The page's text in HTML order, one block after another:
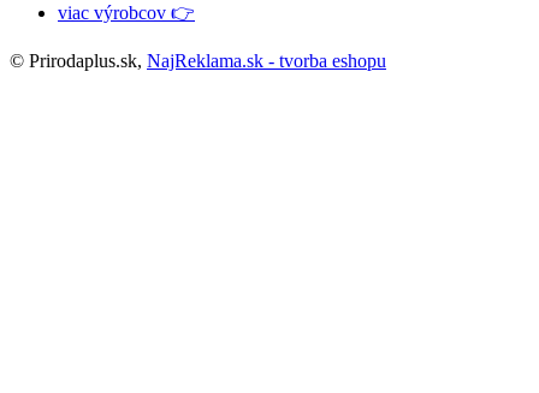
viac výrobcov 👉
© Prirodaplus.sk, NajReklama.sk - tvorba eshopu